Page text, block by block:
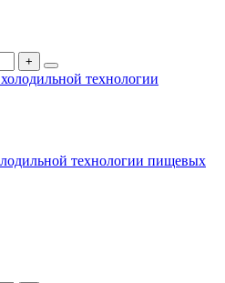
технологии пищевых